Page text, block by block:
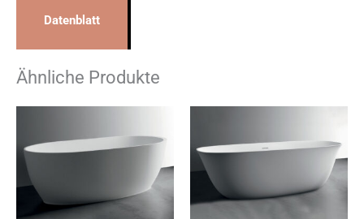
Datenblatt
Ähnliche Produkte